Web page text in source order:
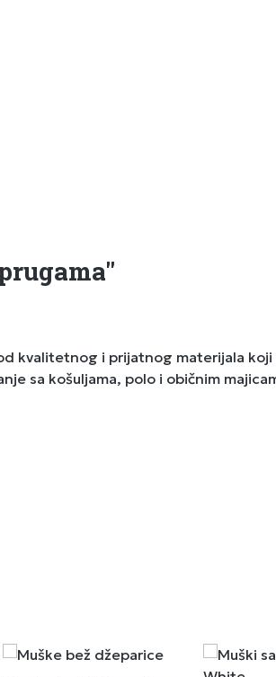
kvalitetnog i prijatnog materijala koji
sa košuljama, polo i običnim